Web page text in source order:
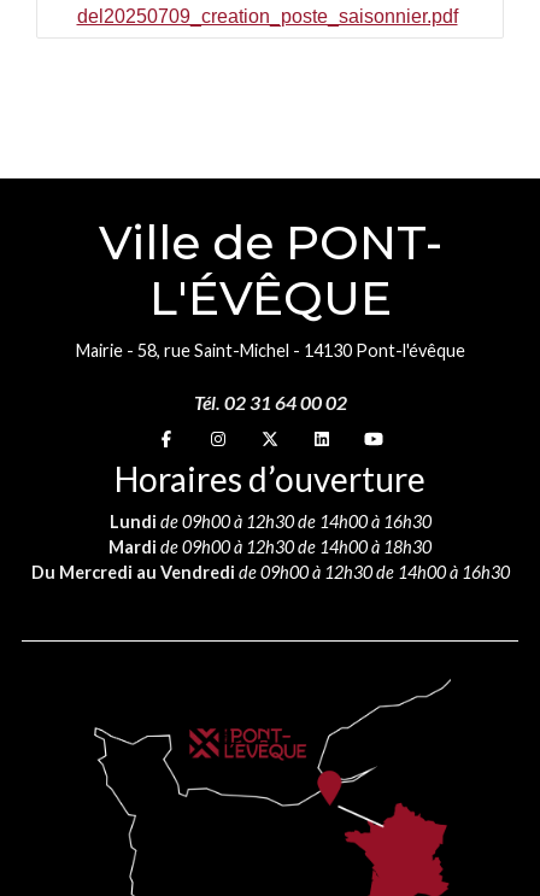
del20250709_creation_poste_saisonnier.pdf
Ville de PONT-
L'ÉVÊQUE
Mairie - 58, rue Saint-Michel - 14130 Pont-l'évêque
Tél. 02 31 64 00 02
Suivez-nous sur
Suivez-nous sur
Suivez-nous sur
Suivez-nous sur
Suivez-nous sur
Horaires d’ouverture
Lundi de 09h00 à 12h30 de 14h00 à 16h30
Mardi de 09h00 à 12h30 de 14h00 à 18h30
Du Mercredi au Vendredi de 09h00 à 12h30 de 14h00 à 16h30